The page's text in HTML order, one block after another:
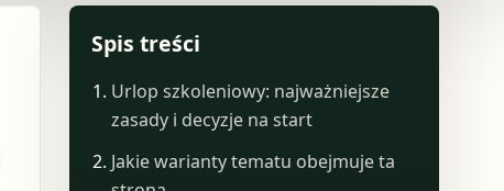
Spis treści
Urlop szkoleniowy: najważniejsze
zasady i decyzje na start
Jakie warianty tematu obejmuje ta